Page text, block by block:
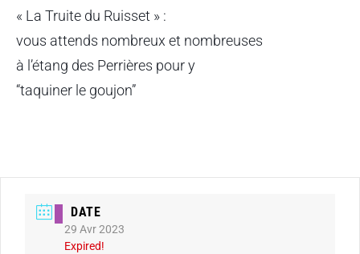
« La Truite du Ruisset » :
vous attends nombreux et nombreuses
à l’étang des Perrières pour y
“taquiner le goujon”
DATE
29 Avr 2023
Expired!